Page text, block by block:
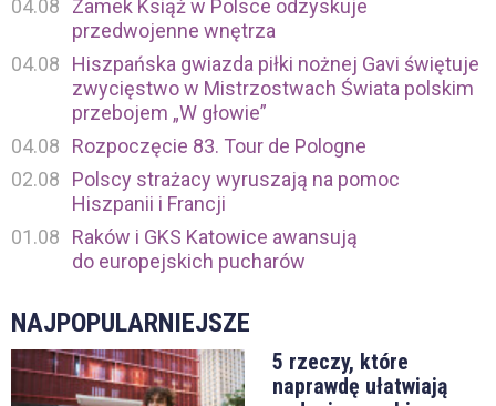
04.08
Zamek Książ w Polsce odzyskuje
przedwojenne wnętrza
04.08
Hiszpańska gwiazda piłki nożnej Gavi świętuje
zwycięstwo w Mistrzostwach Świata polskim
przebojem „W głowie”
04.08
Rozpoczęcie 83. Tour de Pologne
02.08
Polscy strażacy wyruszają na pomoc
Hiszpanii i Francji
01.08
Raków i GKS Katowice awansują
do europejskich pucharów
NAJPOPULARNIEJSZE
5 rzeczy, które
naprawdę ułatwiają